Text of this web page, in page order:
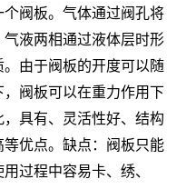
阀板。气体通过阀孔将
液两相通过液体层时形
由于阀板的开度可以随
阀板可以在重力作用下
具有、灵活性好、结构
优点。 缺点：阀板只能
过程中容易卡、绣、